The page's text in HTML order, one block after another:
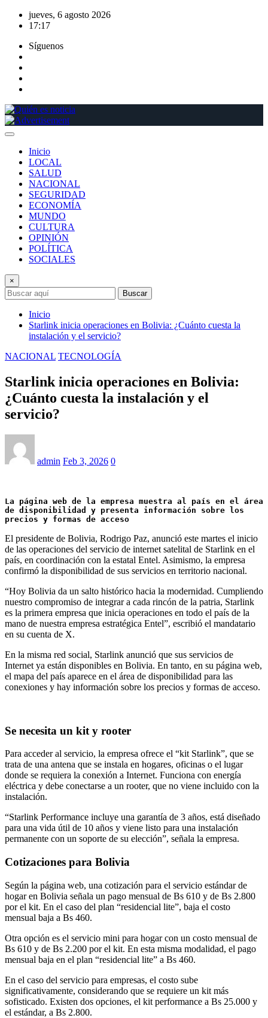
Saltar
jueves, 6 agosto 2026
17:17
Síguenos
Inicio
LOCAL
SALUD
NACIONAL
SEGURIDAD
ECONOMÍA
MUNDO
CULTURA
OPINIÓN
POLÍTICA
SOCIALES
×
Buscar
Inicio
Starlink inicia operaciones en Bolivia: ¿Cuánto cuesta la
instalación y el servicio?
NACIONAL TECNOLOGÍA
Starlink inicia operaciones en Bolivia:
¿Cuánto cuesta la instalación y el
servicio?
admin Feb 3, 2026 0
La página web de la empresa muestra al país en el área
de disponibilidad y presenta información sobre los
precios y formas de acceso
El presidente de Bolivia, Rodrigo Paz, anunció este martes el inicio
de las operaciones del servicio de internet satelital de Starlink en el
país, en coordinación con la estatal Entel. Asimismo, la empresa
confirmó la disponibilidad de sus servicios en territorio nacional.
“Hoy Bolivia da un salto histórico hacia la modernidad. Cumpliendo
nuestro compromiso de integrar a cada rincón de la patria, Starlink
es la primera empresa que inicia operaciones en todo el país de la
mano de nuestra empresa estratégica Entel”, escribió el mandatario
en su cuenta de X.
En la misma red social, Starlink anunció que sus servicios de
Internet ya están disponibles en Bolivia. En tanto, en su página web,
el mapa del país aparece en el área de disponibilidad para las
conexiones y hay información sobre los precios y formas de acceso.
Se necesita un kit y rooter
Para acceder al servicio, la empresa ofrece el “kit Starlink”, que se
trata de una antena que se instala en hogares, oficinas o el lugar
donde se requiera la conexión a Internet. Funciona con energía
eléctrica y debe conectarse a un rooter, que no viene incluido con la
instalación.
“Starlink Performance incluye una garantía de 3 años, está diseñado
para una vida útil de 10 años y viene listo para una instalación
permanente con un soporte de su elección”, señala la empresa.
Cotizaciones para Bolivia
Según la página web, una cotización para el servicio estándar de
hogar en Bolivia señala un pago mensual de Bs 610 y de Bs 2.800
por el kit. En el caso del plan “residencial lite”, baja el costo
mensual baja a Bs 460.
Otra opción es el servicio mini para hogar con un costo mensual de
Bs 610 y de Bs 2.200 por el kit. En esta misma modalidad, el pago
mensual baja en el plan “residencial lite” a Bs 460.
En el caso del servicio para empresas, el costo sube
significativamente, considerando que se requiere un kit más
sofisticado. Existen dos opciones, el kit performance a Bs 25.000 y
el estándar, a Bs 2.800.